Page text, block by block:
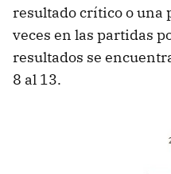
resultado crítico o una
veces en las partidas
resultados se
8 al 13.